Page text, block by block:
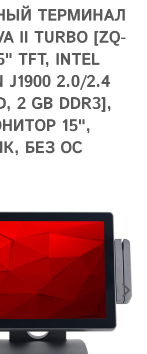
ТЕРМИНАЛ
II TURBO [ZQ-
TFT, INTEL
J1900 2.0/2.4
2 GB DDR3],
15",
БЕЗ ОС